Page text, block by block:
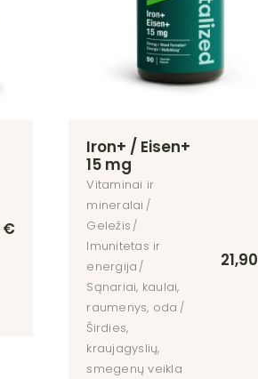
€
Iron+ / Eisen+
15 mg
Vitaminai ir
mineralai
Geležis
Imunitetas ir
energija
Sąnariai, kaulai,
raumenys, oda
Širdies,
kraujagyslių,
smegenų veikla
21,90